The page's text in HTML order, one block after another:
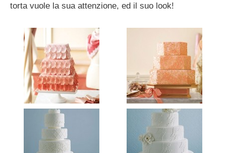
torta vuole la sua attenzione, ed il suo look!